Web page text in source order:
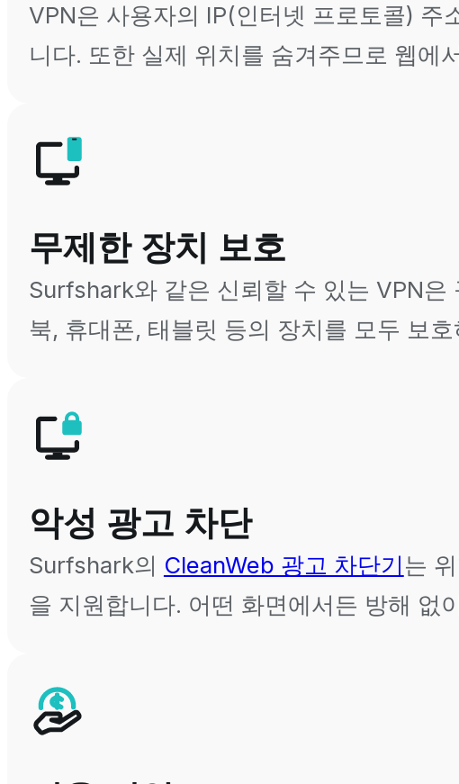
VPN은 사용자의 IP(인터넷 프로토콜) 주
니다. 또한 실제 위치를 숨겨주므로 웹에
무제한 장치 보호
Surfshark와 같은 신뢰할 수 있는 VPN은
북, 휴대폰, 태블릿 등의 장치를 모두 보
악성 광고 차단
Surfshark의 CleanWeb 광고 차단기는
을 지원합니다. 어떤 화면에서든 방해 없